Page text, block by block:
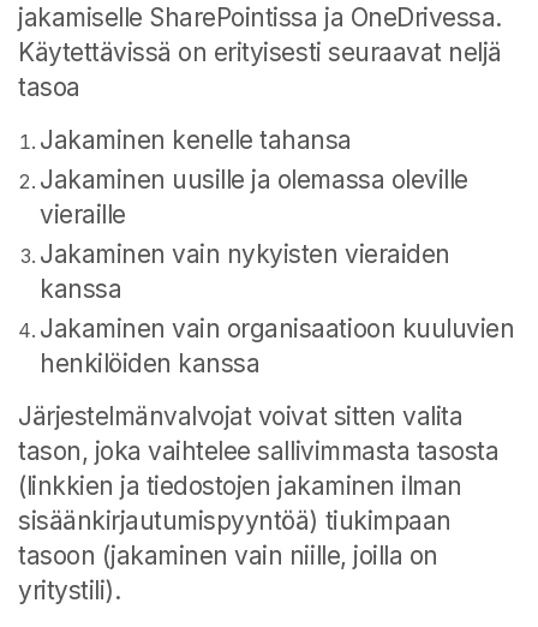
jakamiselle SharePointissa ja OneDrivessa.
Käytettävissä on erityisesti seuraavat neljä
tasoa
Jakaminen kenelle tahansa
Jakaminen uusille ja olemassa oleville
vieraille
Jakaminen vain nykyisten vieraiden
kanssa
Jakaminen vain organisaatioon kuuluvien
henkilöiden kanssa
Järjestelmänvalvojat voivat sitten valita
tason, joka vaihtelee sallivimmasta tasosta
(linkkien ja tiedostojen jakaminen ilman
sisäänkirjautumispyyntöä) tiukimpaan
tasoon (jakaminen vain niille, joilla on
yritystili).